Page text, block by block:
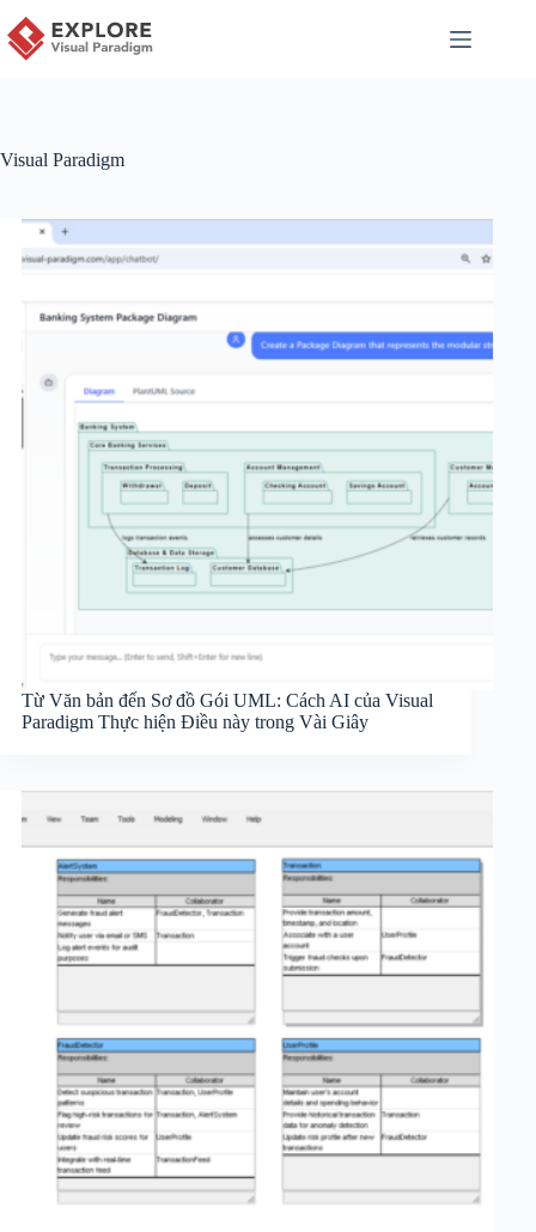
Visual Paradigm
Từ Văn bản đến Sơ đồ Gói UML: Cách AI của Visual
Paradigm Thực hiện Điều này trong Vài Giây